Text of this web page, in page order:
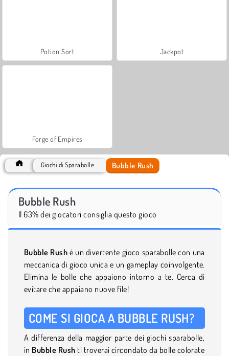
Potion Sort Jackpot
Forge of Empires
Giochi di Sparabolle Bubble Rush
Bubble Rush
Il 63% dei giocatori consiglia questo gioco
Bubble Rush è un divertente gioco sparabolle con una
meccanica di gioco unica e un gameplay coinvolgente.
Elimina le bolle che appaiono intorno a te. Cerca di
evitare che appaiano nuove file!
COME SI GIOCA A BUBBLE RUSH?
A differenza della maggior parte dei giochi sparabolle,
in Bubble Rush ti troverai circondato da bolle colorate